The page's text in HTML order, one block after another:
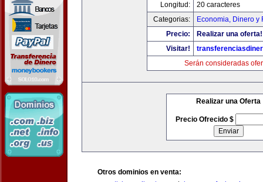
Longitud:
20 caracteres
Categorias:
Economia, Dinero y
Precio:
Realizar una oferta!
Visitar!
Serán consideradas
Realizar una Oferta
Precio Ofrecido $
Otros dominios en venta: